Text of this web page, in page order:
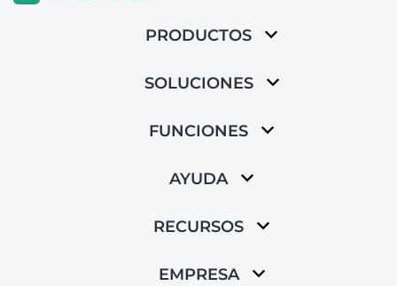
PRODUCTOS
SOLUCIONES
FUNCIONES
AYUDA
RECURSOS
EMPRESA